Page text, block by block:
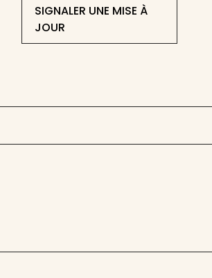
SIGNALER UNE MISE À
JOUR